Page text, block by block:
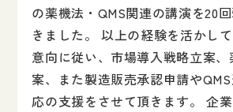
の薬機法・QMS関連の講演を20
きました。 以上の経験を活かし
意向に従い、市場導入戦略立案
案、また製造販売承認申請や
応の支援をさせて頂きます。 企